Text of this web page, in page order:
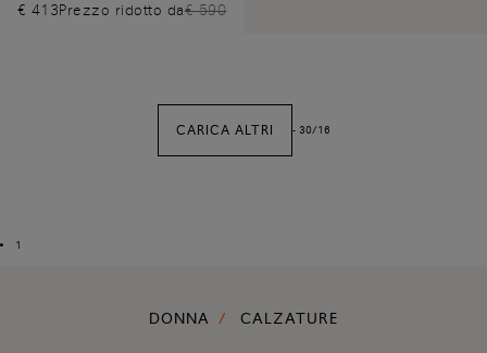
€ 413Prezzo ridotto da€ 590
CARICA ALTRI - 30/16
1
DONNA CALZATURE